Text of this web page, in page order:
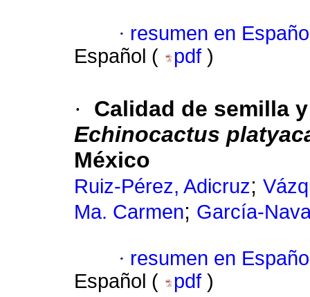
· resumen en
Español (
pdf )
·
Calidad de semilla
Echinocactus
México
Ruiz-Pérez, Adicruz;
Ma. Carmen; García-
· resumen en
Español (
pdf )